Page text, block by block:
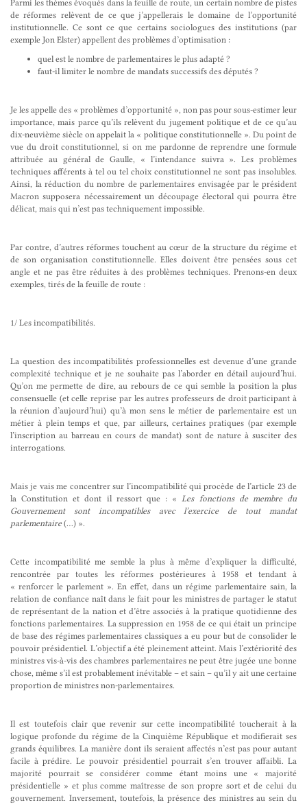
Parmi les thèmes évoqués dans la feuille de route, un certain nombre de pistes
de réformes relèvent de ce que j’appellerais le domaine de l’opportunité
institutionnelle. Ce sont ce que certains sociologues des institutions (par
exemple Jon Elster) appellent des problèmes d’optimisation :
quel est le nombre de parlementaires le plus adapté ?
faut-il limiter le nombre de mandats successifs des députés ?
Je les appelle des « problèmes d’opportunité », non pas pour sous-estimer leur
importance, mais parce qu’ils relèvent du jugement politique et de ce qu’au
dix-neuvième siècle on appelait la « politique constitutionnelle ». Du point de
vue du droit constitutionnel, si on me pardonne de reprendre une formule
attribuée au général de Gaulle, « l’intendance suivra ». Les problèmes
techniques afférents à tel ou tel choix constitutionnel ne sont pas insolubles.
Ainsi, la réduction du nombre de parlementaires envisagée par le président
Macron supposera nécessairement un découpage électoral qui pourra être
délicat, mais qui n’est pas techniquement impossible.
Par contre, d’autres réformes touchent au cœur de la structure du régime et
de son organisation constitutionnelle. Elles doivent être pensées sous cet
angle et ne pas être réduites à des problèmes techniques. Prenons-en deux
exemples, tirés de la feuille de route :
1/ Les incompatibilités.
La question des incompatibilités professionnelles est devenue d’une grande
complexité technique et je ne souhaite pas l’aborder en détail aujourd’hui.
Qu’on me permette de dire, au rebours de ce qui semble la position la plus
consensuelle (et celle reprise par les autres professeurs de droit participant à
la réunion d’aujourd’hui) qu’à mon sens le métier de parlementaire est un
métier à plein temps et que, par ailleurs, certaines pratiques (par exemple
l’inscription au barreau en cours de mandat) sont de nature à susciter des
interrogations.
Mais je vais me concentrer sur l’incompatibilité qui procède de l’article 23 de
la Constitution et dont il ressort que : « Les fonctions de membre du
Gouvernement sont incompatibles avec l’exercice de tout mandat
parlementaire(…) ».
Cette incompatibilité me semble la plus à même d’expliquer la difficulté,
rencontrée par toutes les réformes postérieures à 1958 et tendant à
« renforcer le parlement ». En effet, dans un régime parlementaire sain, la
relation de confiance naît dans le fait pour les ministres de partager le statut
de représentant de la nation et d’être associés à la pratique quotidienne des
fonctions parlementaires. La suppression en 1958 de ce qui était un principe
de base des régimes parlementaires classiques a eu pour but de consolider le
pouvoir présidentiel. L’objectif a été pleinement atteint. Mais l’extériorité des
ministres vis-à-vis des chambres parlementaires ne peut être jugée une bonne
chose, même s’il est probablement inévitable – et sain – qu’il y ait une certaine
proportion de ministres non-parlementaires.
Il est toutefois clair que revenir sur cette incompatibilité toucherait à la
logique profonde du régime de la Cinquième République et modifierait ses
grands équilibres. La manière dont ils seraient affectés n’est pas pour autant
facile à prédire. Le pouvoir présidentiel pourrait s’en trouver affaibli. La
majorité pourrait se considérer comme étant moins une « majorité
présidentielle » et plus comme maîtresse de son propre sort et de celui du
gouvernement. Inversement, toutefois, la présence des ministres au sein du